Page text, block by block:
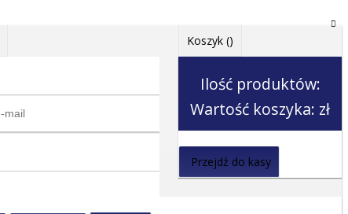
Koszyk ()
Ilość produktów:
Wartość koszyka: zł
Przejdź do kasy